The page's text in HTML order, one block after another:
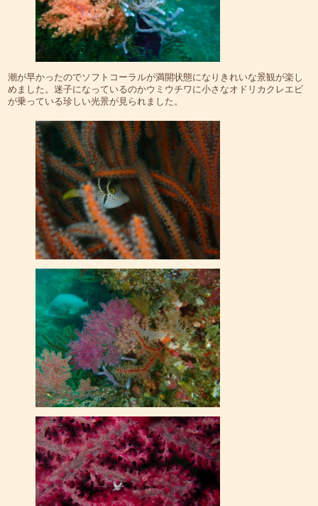
潮が早かったのでソフトコーラルが満開状態になりきれいな景観が楽し
めました。迷子になっているのかウミウチワに小さなオドリカクレエビ
が乗っている珍しい光景が見られました。